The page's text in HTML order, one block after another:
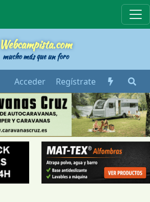
Webcampista.com
mucho más que un foro
Acceder Regístrate